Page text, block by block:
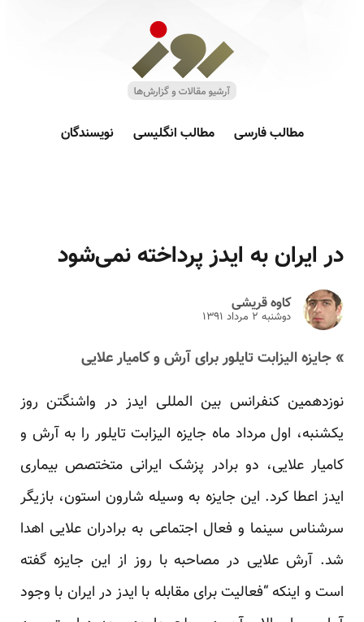
مطالب فارسی مطالب انگلیسی نویسندگان
در ایران به ایدز پرداخته نمی‌شود
کاوه قریشی
دوشنبه ۲ مرداد ۱۳۹۱
» جایزه الیزابت تایلور برای آرش و کامیار علایی
نوزدهمین کنفرانس بین المللی ایدز در واشنگتن روز
یکشنبه، اول مرداد ماه جایزه الیزابت تایلور را به آرش و
کامیار علایی، دو برادر پزشک ایرانی متختصص بیماری
ایدز اعطا کرد. این جایزه به وسیله شارون استون، بازیگر
سر‌شناس سینما و فعال اجتماعی به برادران علایی اهدا
شد. آرش علایی در مصاحبه با روز از این جایزه گفته
است و اینکه “فعالیت برای مقابله با ایدز در ایران با وجود